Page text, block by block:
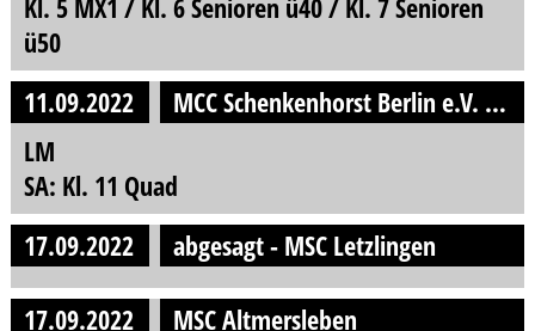
Kl. 5 MX1 / Kl. 6 Senioren ü40 / Kl. 7 Senioren
ü50
11.09.2022
MCC Schenkenhorst Berlin e.V. Ortsclub im ADAC
LM
SA: Kl. 11 Quad
17.09.2022
abgesagt - MSC Letzlingen
17.09.2022
MSC Altmersleben